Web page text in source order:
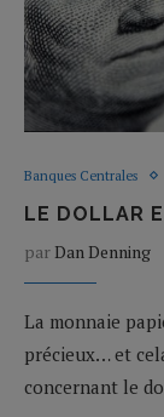
Banques Centrales
LE DOLLAR
parDan Denning
La monnaie
précieux… et
concernant le